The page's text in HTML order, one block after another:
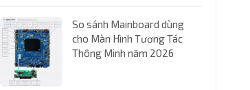
So sánh Mainboard dùng
cho Màn Hình Tương Tác
Thông Minh năm 2026